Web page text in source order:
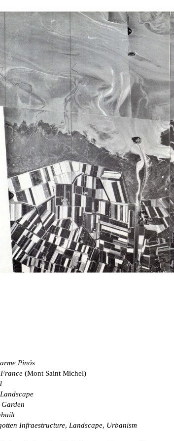
Pinós
France (Mont Saint Michel)
Landscape
Garden
Infraestructure, Landscape, Urbanism